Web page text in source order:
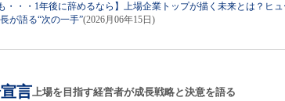
・・・1年後に辞めるなら】上場企業トップが描く未来とは？ヒ
が語る“次の一手”(2026月06年15日)
言上場を目指す経営者が成長戦略と決意を語る